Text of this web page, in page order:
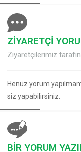
ZİYARETÇİ
Ziyaretçilerimiz
Henüz yorum
siz yapabilirsiniz.
BİR YORUM